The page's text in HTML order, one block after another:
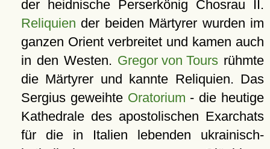
der heidnische Perserkönig Chosrau II.
Reliquien der beiden Märtyrer wurden im
ganzen Orient verbreitet und kamen auch
in den Westen. Gregor von Toursrühmte
die Märtyrer und kannte Reliquien. Das
Sergius geweihte Oratorium - die heutige
Kathedrale des apostolischen Exarchats
für die in Italien lebenden ukrainisch-